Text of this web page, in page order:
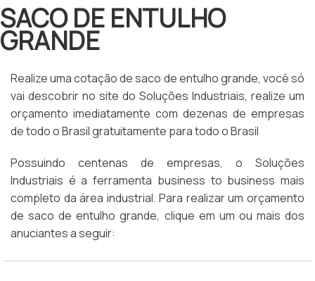
SACO DE ENTULHO
GRANDE
Realize uma cotação de saco de entulho grande, você só
vai descobrir no site do Soluções Industriais, realize um
orçamento imediatamente com dezenas de empresas
de todo o Brasil gratuitamente para todo o Brasil
Possuindo centenas de empresas, o Soluções
Industriais é a ferramenta business to business mais
completo da área industrial. Para realizar um orçamento
de saco de entulho grande, clique em um ou mais dos
anuciantes a seguir: